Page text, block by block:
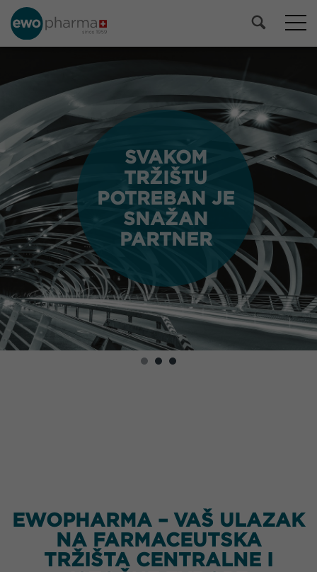
SVAKOM
TRŽIŠTU
POTREBAN JE
SNAŽAN
PARTNER
SVAKOM
TRŽIŠTU
POTREBAN JE
SNAŽAN
PARTNER
EWOPHARMA – VAŠ ULAZAK
NA FARMACEUTSKA
TRŽIŠTA CENTRALNE I